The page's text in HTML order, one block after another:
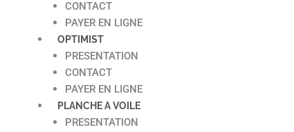
CONTACT
PAYER EN LIGNE
OPTIMIST
PRESENTATION
CONTACT
PAYER EN LIGNE
PLANCHE A VOILE
PRESENTATION